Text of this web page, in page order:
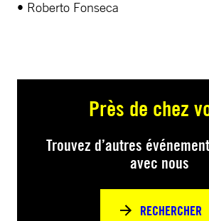
• Roberto Fonseca
Près de chez
Trouvez d’autres
avec nous
RECHERCHER